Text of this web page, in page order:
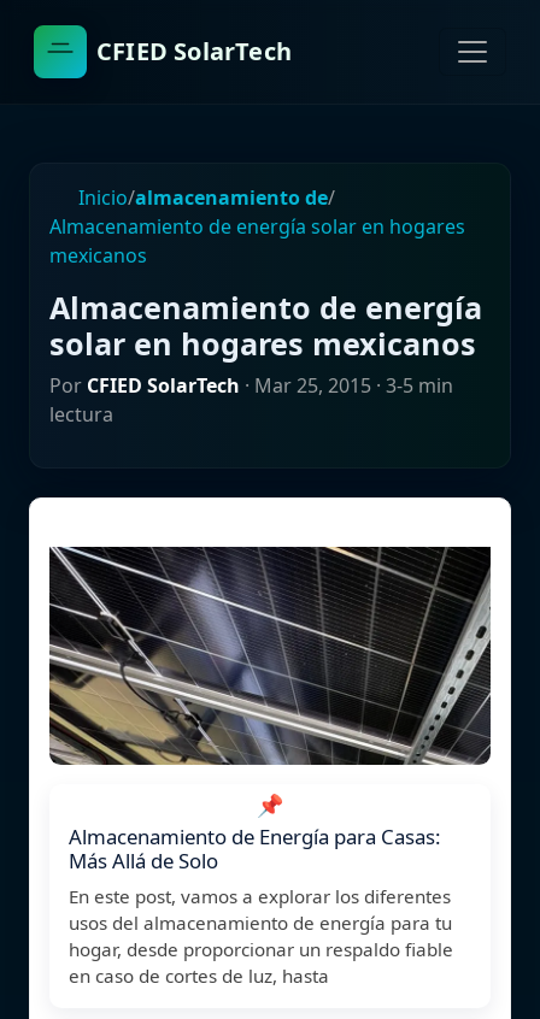
CFIED SolarTech
Inicio/almacenamiento de/
Almacenamiento de energía solar en hogares
mexicanos
Almacenamiento de energía
solar en hogares mexicanos
Por CFIED SolarTech · Mar 25, 2015 · 3-5 min
lectura
📌
Almacenamiento de Energía para Casas:
Más Allá de Solo
En este post, vamos a explorar los diferentes
usos del almacenamiento de energía para tu
hogar, desde proporcionar un respaldo fiable
en caso de cortes de luz, hasta